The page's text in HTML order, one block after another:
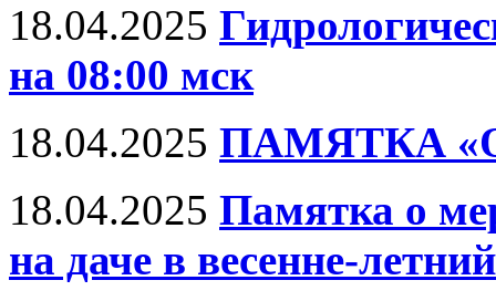
18.04.2025
на 08:00 мск
18.04.2025 ПАМЯТКА
18.04.2025 Памятка о
на даче в весенне-